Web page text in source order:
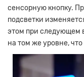
сенсорную кнопку.
подсветки
этом при следующем
на том же уровне,